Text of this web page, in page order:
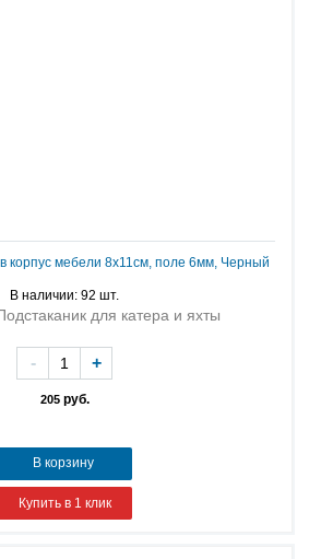
в корпус мебели 8х11см, поле 6мм, Черный
В наличии: 92 шт.
для катера и яхты
205руб.
- +
В корзину
Купить в 1 клик